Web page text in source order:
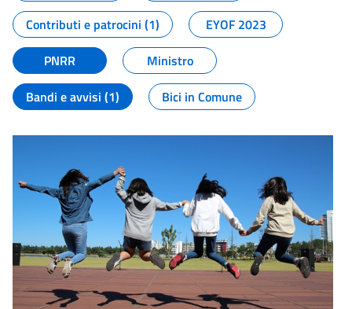
Contributi e patrocini (1)
EYOF 2023
PNRR
Ministro
Bandi e avvisi (1)
Bici in Comune